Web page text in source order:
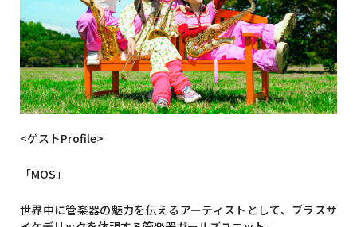
<ゲストProfile>
「MOS 」
世界中に管楽器の魅力を伝えるアーティストとして、ブラスサ